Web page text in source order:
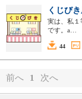
くじび
実は、私１
です。a…
44
前へ 1 次へ